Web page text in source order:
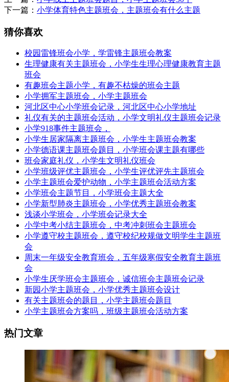
下一篇： 小学体育特色主题班会，主题班会有什么主题
猜你喜欢
校园雷锋班会小学，学雷锋主题班会教案
生理健康有关主题班会，小学生生理心理健康教育主题
班会
有趣班会主题小学，有趣不枯燥的班会主题
小学拥军主题班会，小学主题班会
河北区中心小学班会记录，河北区中心小学地址
礼仪有关的主题班会活动，小学文明礼仪主题班会记录
小学918事件主题班会，
小学生居家隔离主题班会，小学生主题班会教案
小学德语课主题班会题目，小学班会课主题有哪些
班会家庭礼仪，小学生文明礼仪班会
小学班级评优主题班会，小学生评优评先主题班会
小学主题班会爱护动物，小学主题班会活动方案
小学班会主题节目，小学班会主题大全
小学新型肺炎主题班会，小学优秀主题班会教案
浅谈小学班会，小学班会记录大全
小学中考小结主题班会，中考冲刺班会主题班会
小学遵守校主题班会，遵守校纪校规做文明学生主题班
会
周末一年级安全教育班会，五年级寒假安全教育主题班
会
小学生厌学班会主题班会，诚信班会主题班会记录
新园小学主题班会，小学优秀主题班会设计
有关主题班会的题目，小学主题班会题目
小学主题班会方案吗，班级主题班会活动方案
热门文章